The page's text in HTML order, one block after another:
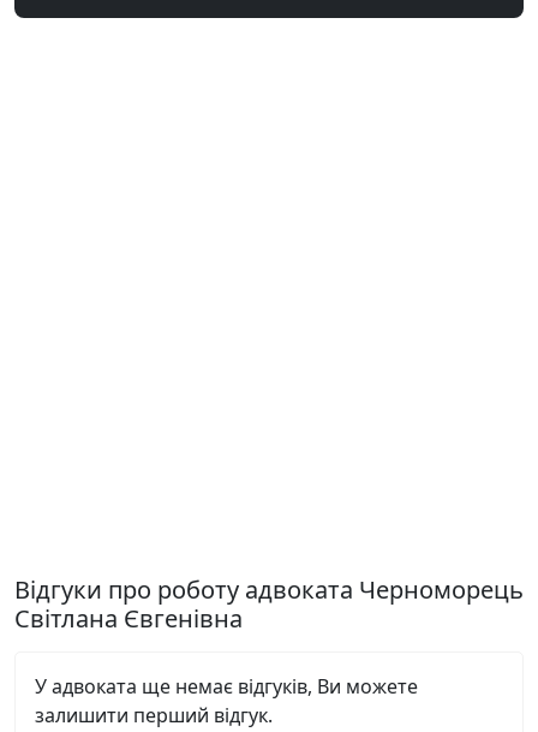
Відгуки про роботу адвоката Черноморець
Світлана Євгенівна
У адвоката ще немає відгуків, Ви можете
залишити перший відгук.